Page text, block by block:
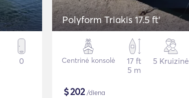
0
Polyform Triakis 17.5 ft'
Centrinė konsolė
17 ft
5 m
5 Kruizinė
$202/diena